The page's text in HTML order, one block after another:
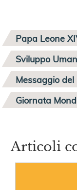
Papa Leone
Sviluppo
Messaggio
Giornata
Articoli